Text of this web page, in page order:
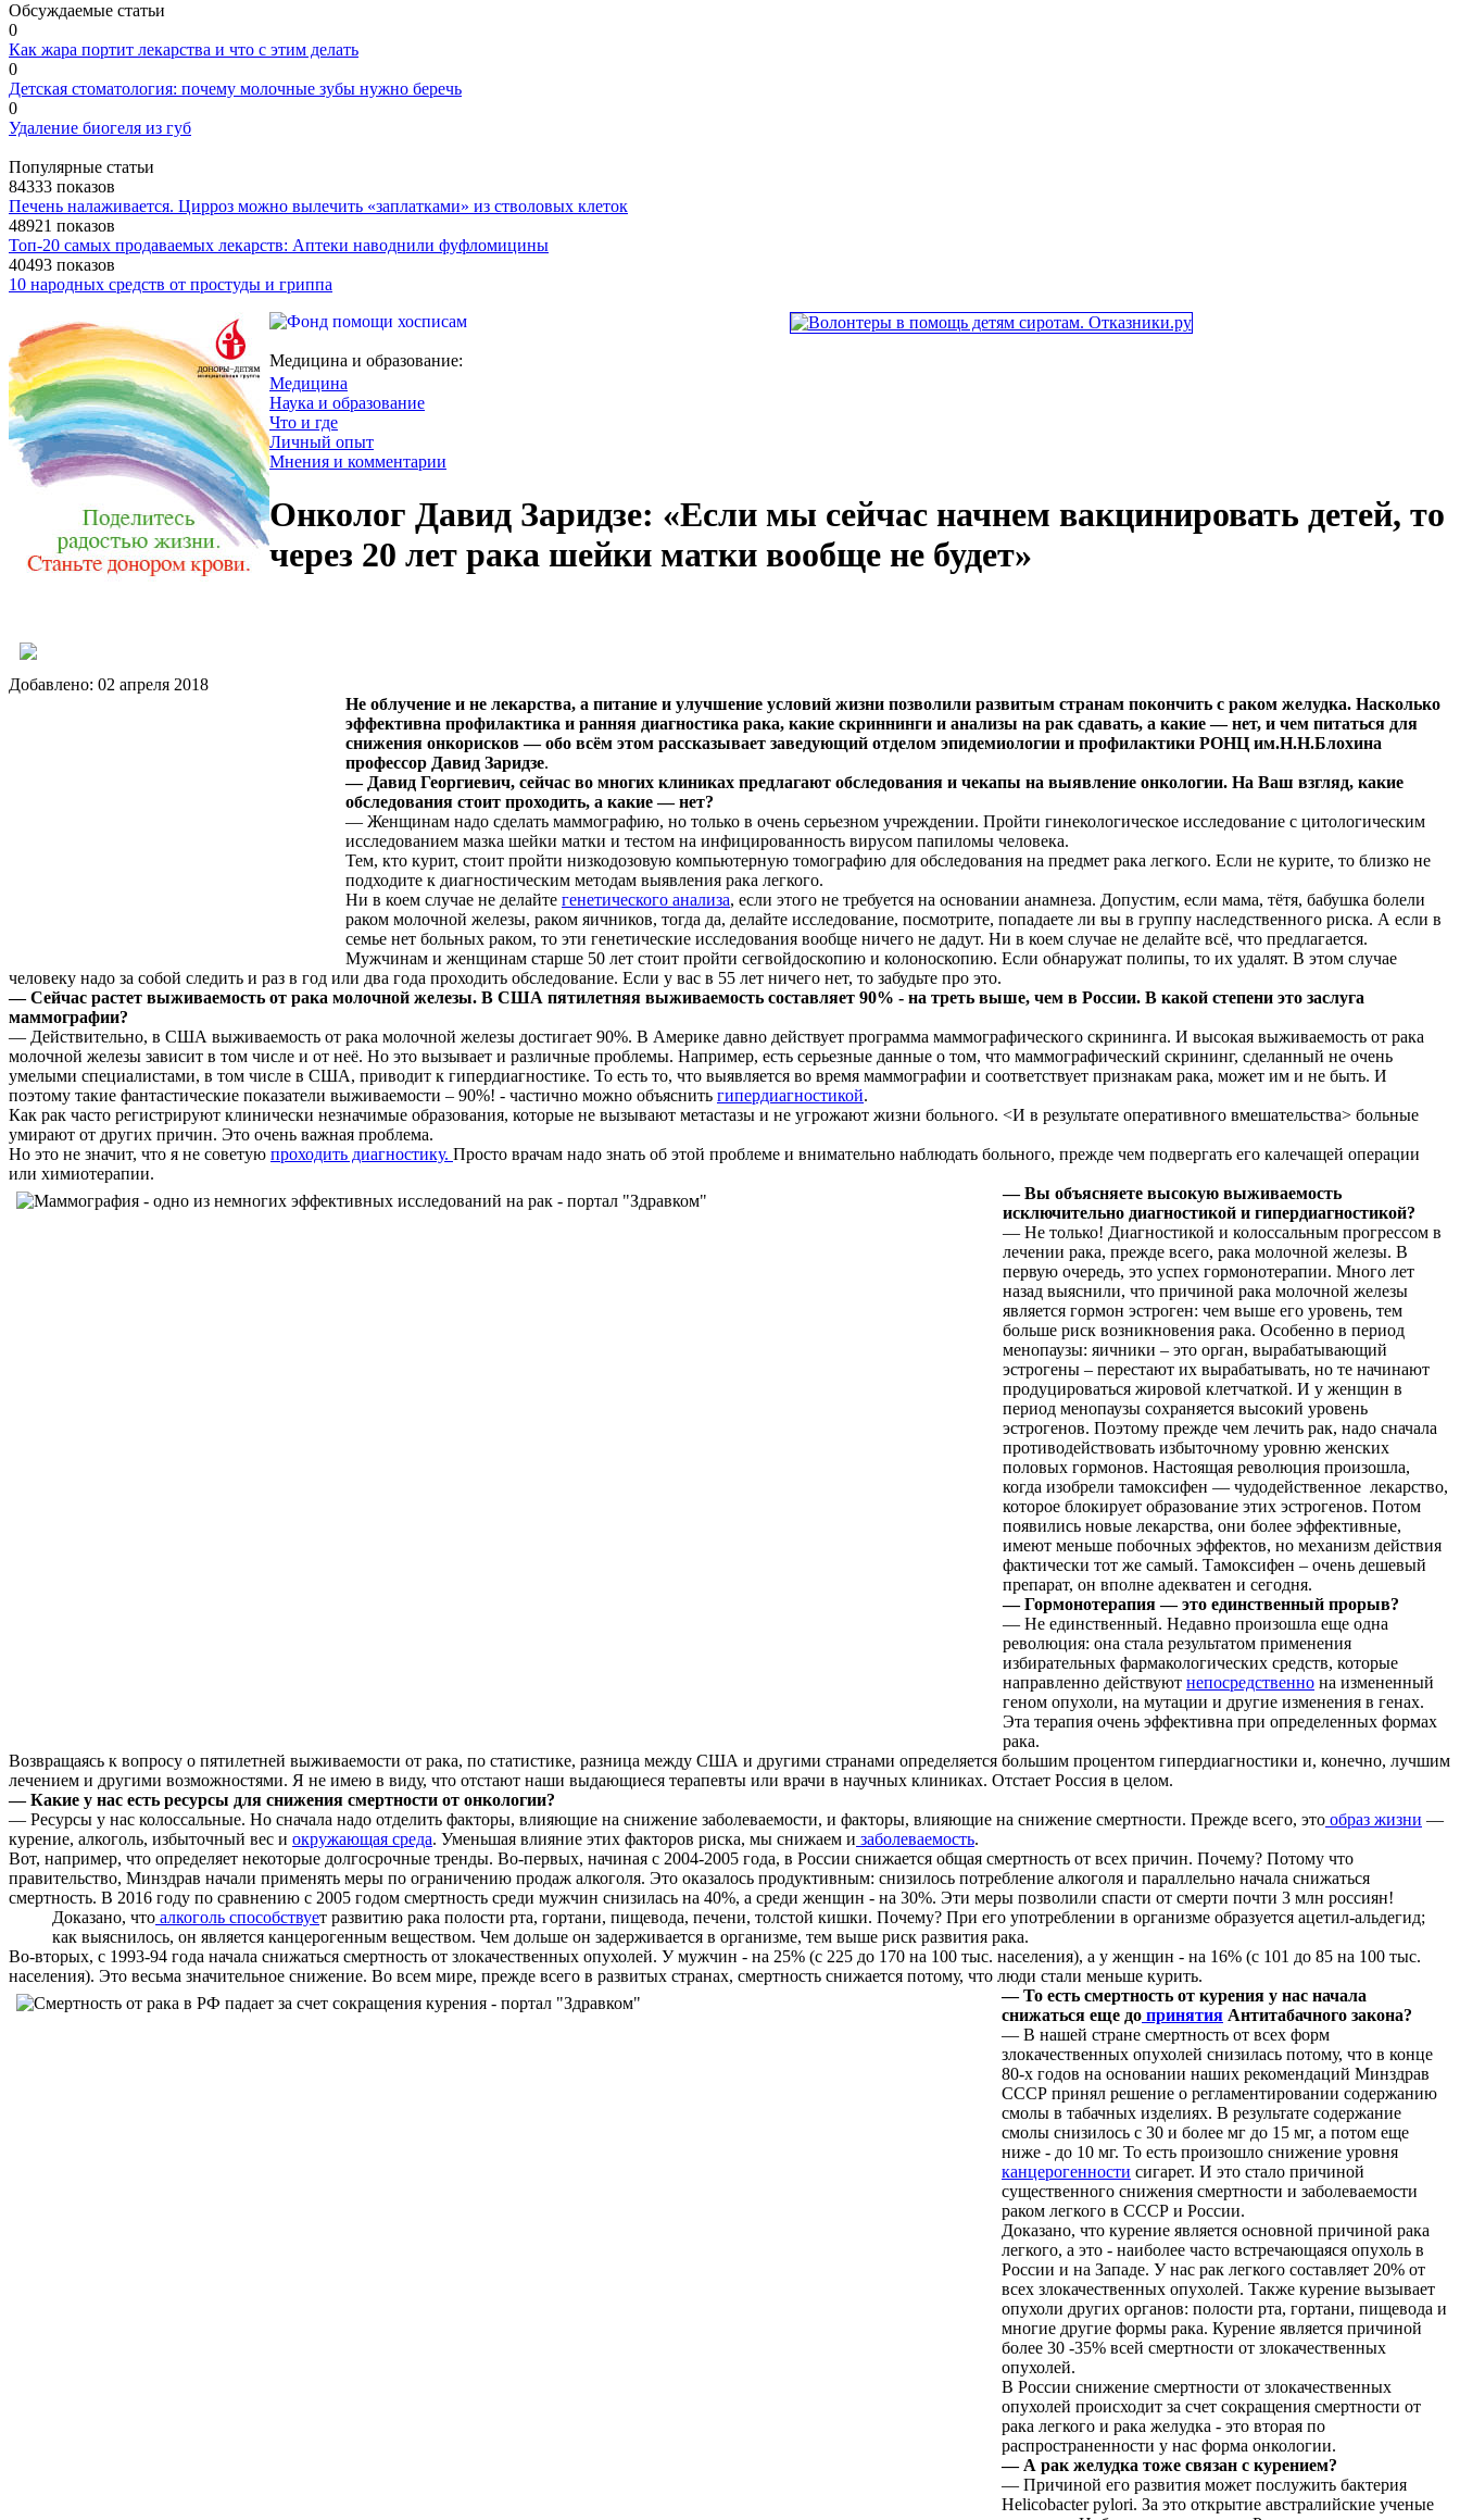
Обсуждаемые статьи
0
Как жара портит лекарства и что с этим делать
0
Детская стоматология: почему молочные зубы нужно беречь
0
Удаление биогеля из губ
Популярные статьи
84333 показов
Печень налаживается. Цирроз можно вылечить «заплатками» из стволовых клеток
48921 показов
Топ-20 самых продаваемых лекарств: Аптеки наводнили фуфломицины
40493 показов
10 народных средств от простуды и гриппа
Медицина и образование:
Медицина
Наука и образование
Что и где
Личный опыт
Мнения и комментарии
Онколог Давид Заридзе: «Если мы сейчас начнем вакцинировать детей, то
через 20 лет рака шейки матки вообще не будет»
Добавлено: 02 апреля 2018
Не облучение и не лекарства, а питание и улучшение условий жизни позволили развитым странам покончить с раком желудка. Насколько
эффективна профилактика и ранняя диагностика рака, какие скриннинги и анализы на рак сдавать, а какие — нет, и чем питаться для
снижения онкорисков — обо всём этом рассказывает заведующий отделом эпидемиологии и профилактики РОНЦ им.Н.Н.Блохина
профессор Давид Заридзе.
— Давид Георгиевич, сейчас во многих клиниках предлагают обследования и чекапы на выявление онкологии. На Ваш взгляд, какие
обследования стоит проходить, а какие — нет?
— Женщинам надо сделать маммографию, но только в очень серьезном учреждении. Пройти гинекологическое исследование с цитологическим
исследованием мазка шейки матки и тестом на инфицированность вирусом папиломы человека.
Тем, кто курит, стоит пройти низкодозовую компьютерную томографию для обследования на предмет рака легкого. Если не курите, то близко не
подходите к диагностическим методам выявления рака легкого.
Ни в коем случае не делайте генетического анализа, если этого не требуется на основании анамнеза. Допустим, если мама, тётя, бабушка болели
раком молочной железы, раком яичников, тогда да, делайте исследование, посмотрите, попадаете ли вы в группу наследственного риска. А если в
семье нет больных раком, то эти генетические исследования вообще ничего не дадут. Ни в коем случае не делайте всё, что предлагается.
Мужчинам и женщинам старше 50 лет стоит пройти сегвойдоскопию и колоноскопию. Если обнаружат полипы, то их удалят. В этом случае
человеку надо за собой следить и раз в год или два года проходить обследование. Если у вас в 55 лет ничего нет, то забудьте про это.
— Сейчас растет выживаемость от рака молочной железы. В США пятилетняя выживаемость составляет 90% - на треть выше, чем в России. В какой степени это заслуга
маммографии?
— Действительно, в США выживаемость от рака молочной железы достигает 90%. В Америке давно действует программа маммографического скрининга. И высокая выживаемость от рака
молочной железы зависит в том числе и от неё. Но это вызывает и различные проблемы. Например, есть серьезные данные о том, что маммографический скрининг, сделанный не очень
умелыми специалистами, в том числе в США, приводит к гипердиагностике. То есть то, что выявляется во время маммографии и соответствует признакам рака, может им и не быть. И
поэтому такие фантастические показатели выживаемости – 90%! - частично можно объяснить гипердиагностикой.
Как рак часто регистрируют клинически незначимые образования, которые не вызывают метастазы и не угрожают жизни больного. <И в результате оперативного вмешательства> больные
умирают от других причин. Это очень важная проблема.
Но это не значит, что я не советую проходить диагностику. Просто врачам надо знать об этой проблеме и внимательно наблюдать больного, прежде чем подвергать его калечащей операции
или химиотерапии.
— Вы объясняете высокую выживаемость
исключительно диагностикой и гипердиагностикой?
— Не только! Диагностикой и колоссальным прогрессом в
лечении рака, прежде всего, рака молочной железы. В
первую очередь, это успех гормонотерапии. Много лет
назад выяснили, что причиной рака молочной железы
является гормон эстроген: чем выше его уровень, тем
больше риск возникновения рака. Особенно в период
менопаузы: яичники – это орган, вырабатывающий
эстрогены – перестают их вырабатывать, но те начинают
продуцироваться жировой клетчаткой. И у женщин в
период менопаузы сохраняется высокий уровень
эстрогенов. Поэтому прежде чем лечить рак, надо сначала
противодействовать избыточному уровню женских
половых гормонов. Настоящая революция произошла,
когда изобрели тамоксифен — чудодейственное лекарство,
которое блокирует образование этих эстрогенов. Потом
появились новые лекарства, они более эффективные,
имеют меньше побочных эффектов, но механизм действия
фактически тот же самый. Тамоксифен – очень дешевый
препарат, он вполне адекватен и сегодня.
— Гормонотерапия — это единственный прорыв?
— Не единственный. Недавно произошла еще одна
революция: она стала результатом применения
избирательных фармакологических средств, которые
направленно действуют непосредственно на измененный
геном опухоли, на мутации и другие изменения в генах.
Эта терапия очень эффективна при определенных формах
рака.
Возвращаясь к вопросу о пятилетней выживаемости от рака, по статистике, разница между США и другими странами определяется большим процентом гипердиагностики и, конечно, лучшим
лечением и другими возможностями. Я не имею в виду, что отстают наши выдающиеся терапевты или врачи в научных клиниках. Отстает Россия в целом.
— Какие у нас есть ресурсы для снижения смертности от онкологии?
— Ресурсы у нас колоссальные. Но сначала надо отделить факторы, влияющие на снижение заболеваемости, и факторы, влияющие на снижение смертности. Прежде всего, это образ жизни —
курение, алкоголь, избыточный вес и окружающая среда. Уменьшая влияние этих факторов риска, мы снижаем и заболеваемость.
Вот, например, что определяет некоторые долгосрочные тренды. Во-первых, начиная с 2004-2005 года, в России снижается общая смертность от всех причин. Почему? Потому что
правительство, Минздрав начали применять меры по ограничению продаж алкоголя. Это оказалось продуктивным: снизилось потребление алкоголя и параллельно начала снижаться
смертность. В 2016 году по сравнению с 2005 годом смертность среди мужчин снизилась на 40%, а среди женщин - на 30%. Эти меры позволили спасти от смерти почти 3 млн россиян!
Доказано, что алкоголь способствует развитию рака полости рта, гортани, пищевода, печени, толстой кишки. Почему? При его употреблении в организме образуется ацетил-альдегид;
как выяснилось, он является канцерогенным веществом. Чем дольше он задерживается в организме, тем выше риск развития рака.
Во-вторых, с 1993-94 года начала снижаться смертность от злокачественных опухолей. У мужчин - на 25% (с 225 до 170 на 100 тыс. населения), а у женщин - на 16% (с 101 до 85 на 100 тыс.
населения). Это весьма значительное снижение. Во всем мире, прежде всего в развитых странах, смертность снижается потому, что люди стали меньше курить.
— То есть смертность от курения у нас начала
снижаться еще до принятия Антитабачного закона?
— В нашей стране смертность от всех форм
злокачественных опухолей снизилась потому, что в конце
80-х годов на основании наших рекомендаций Минздрав
СССР принял решение о регламентировании содержанию
смолы в табачных изделиях. В результате содержание
смолы снизилось с 30 и более мг до 15 мг, а потом еще
ниже - до 10 мг. То есть произошло снижение уровня
канцерогенности сигарет. И это стало причиной
существенного снижения смертности и заболеваемости
раком легкого в СССР и России.
Доказано, что курение является основной причиной рака
легкого, а это - наиболее часто встречающаяся опухоль в
России и на Западе. У нас рак легкого составляет 20% от
всех злокачественных опухолей. Также курение вызывает
опухоли других органов: полости рта, гортани, пищевода и
многие другие формы рака. Курение является причиной
более 30 -35% всей смертности от злокачественных
опухолей.
В России снижение смертности от злокачественных
опухолей происходит за счет сокращения смертности от
рака легкого и рака желудка - это вторая по
распространенности у нас форма онкологии.
— А рак желудка тоже связан с курением?
— Причиной его развития может послужить бактерия
Helicobacter pylori. За это открытие австралийские ученые